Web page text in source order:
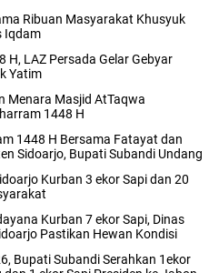
Ribuan Masyarakat Khusyuk
Iqdam
H, LAZ Persada Gelar Gebyar
Yatim
Menara Masjid AtTaqwa
1448 H
1448 H Bersama Fatayat dan
Sidoarjo, Bupati Subandi Undang
Kurban 3 ekor Sapi dan 20
Kurban 7 ekor Sapi, Dinas
Pastikan Hewan Kondisi
Bupati Subandi Serahkan 1ekor